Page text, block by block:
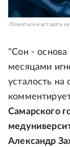
Ложиться и вставать
"Сон -
месяцами
усталость на
Самарского
Александр